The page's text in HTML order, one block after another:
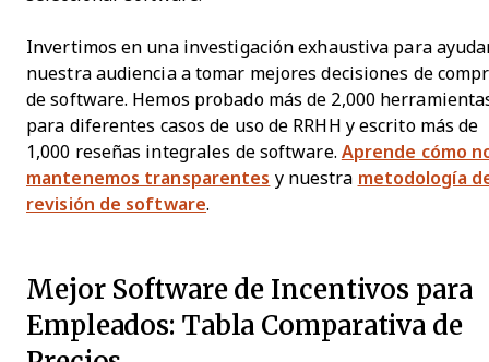
Invertimos en una investigación exhaustiva para
nuestra audiencia a tomar mejores decisiones de
de software. Hemos probado más de 2,000
para diferentes casos de uso de RRHH y escrito más de
1,000 reseñas integrales de software. Aprende cómo
mantenemos transparentes y nuestra metodología
revisión de software.
Mejor Software de Incentivos para
Empleados: Tabla Comparativa de